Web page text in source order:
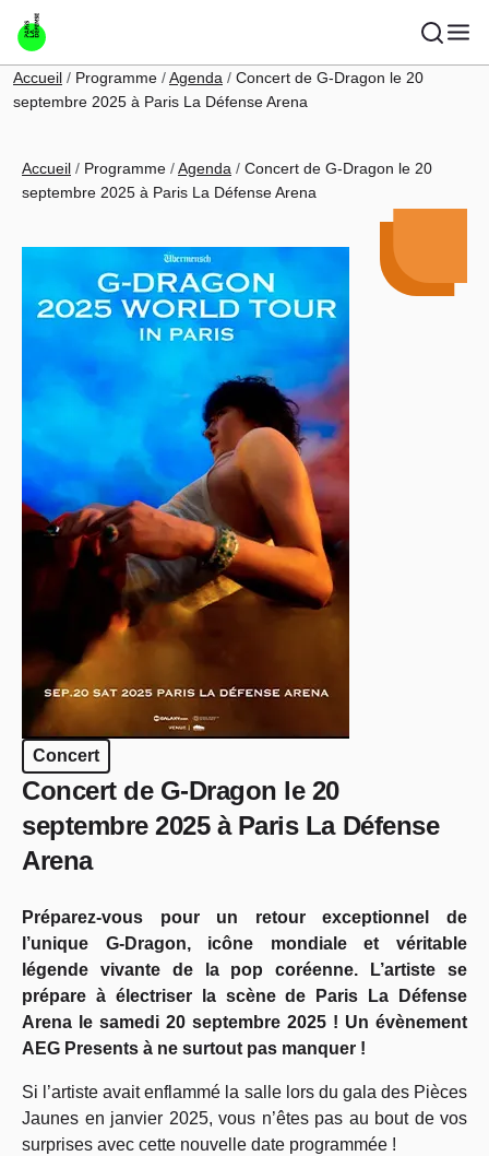
Aller au contenu principal
Fil d'Ariane
Accueil Programme Agenda
Concert de G-Dragon le 20
septembre 2025 à Paris La Défense Arena
Fil d'Ariane
Accueil Programme Agenda
Concert de G-Dragon le 20
septembre 2025 à Paris La Défense Arena
Concert
Concert de G-Dragon le 20
septembre 2025 à Paris La Défense
Arena
Préparez-vous pour un retour exceptionnel de
l’unique G-Dragon, icône mondiale et véritable
légende vivante de la pop coréenne. L’artiste se
prépare à électriser la scène de Paris La Défense
Arena le samedi 20 septembre 2025 ! Un évènement
AEG Presents à ne surtout pas manquer !
Si l’artiste avait enflammé la salle lors du gala des Pièces
Jaunes en janvier 2025, vous n’êtes pas au bout de vos
surprises avec cette nouvelle date programmée !